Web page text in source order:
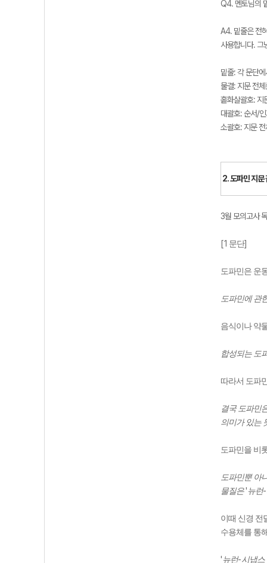
Q4. 멘토님의
A4. 밑줄은 전
사용합니다. 그
밑줄: 각 문단
물결: 지문 전
홑화살괄호: 지
대괄호: 순서/
소괄호: 지문
2. 도파민 지문
3월 모의고사
[1 문단]
도파민은 운
도파민에 관
음식이나 약
합성되는 도
따라서 도파
결국 도파민
의미가 있는
도파민을 비
도파민뿐 아
물질은' 뉴런-
이때 신경 전
수용체를 통
' 뉴런-시냅스